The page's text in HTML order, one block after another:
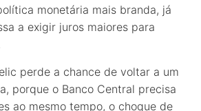
monetária mais branda, já
a exigir juros maiores para
perde a chance de voltar a um
porque o Banco Central precisa
ao mesmo tempo, o choque de